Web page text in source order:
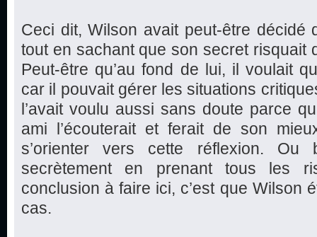
Ceci dit, Wilson avait peut-être décidé
tout en sachant que son secret risquait
Peut-être qu’au fond de lui, il voulait
car il pouvait gérer les situations
l’avait voulu aussi sans doute parce
ami l’écouterait et ferait de son
s’orienter vers cette réflexion.
secrètement en prenant tous les
conclusion à faire ici, c’est que Wilson
cas.